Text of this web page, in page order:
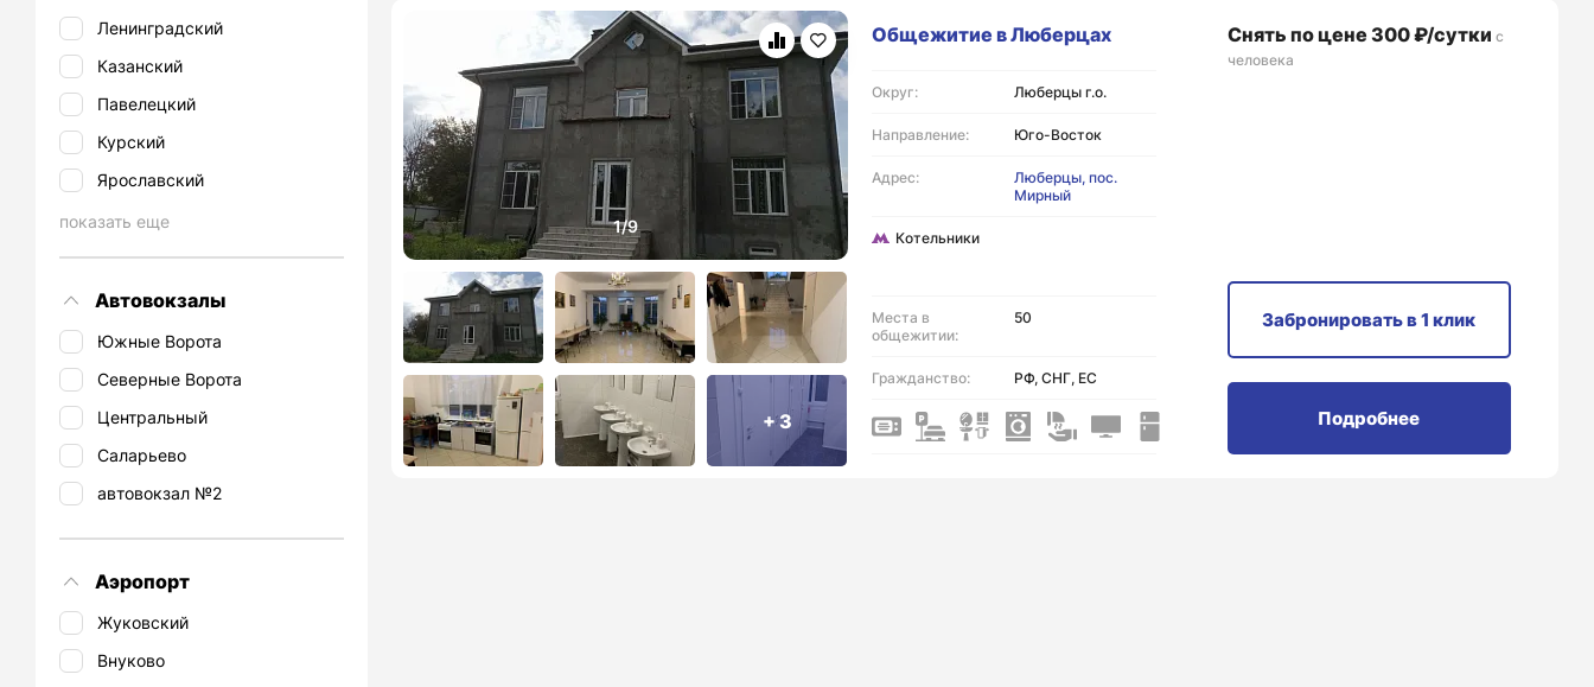
Ленинградский
Казанский
Павелецкий
Курский
Ярославский
показать еще
Автовокзалы
Южные Ворота
Северные Ворота
Центральный
Саларьево
автовокзал №2
Аэропорт
Жуковский
Внуково
+ 3
Общежитие в Люберцах
Округ: Люберцы г.о.
Направление: Юго-Восток
Адрес:
Люберцы, пос.
Мирный
Котельники
Места в
общежитии:
50
Гражданство: РФ, СНГ, ЕС
Снять по цене 300 ₽/сутки с
человека
Забронироватьв 1 клик
Подробнее